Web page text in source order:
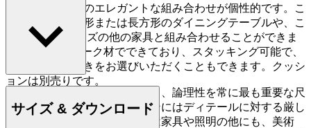
りとしたラインのエレガントな組み合わせが個性的です。こ
の椅子は、正方形または長方形のダイニングテーブルや、こ
のOutdoorシリーズの他の家具と組み合わせることができま
す。FSC認証チーク材でできており、スタッキング可能で、
アームレスト付きをお選びいただくこともできます。クッシ
ョンは別売りです。
ホーマンはシンプルさ、明快さ、論理性を常に最も重要な尺
度とし、そのあらゆるデザインにはディテールに対する厳し
い追求が窺えます。ホーマンは家具や照明の他にも、美術
サイズ & ダウンロード